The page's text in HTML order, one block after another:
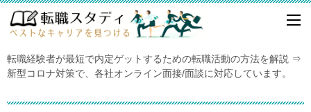
転職経験者が最短で内定ゲットするための転職活動の方法を解説 ⇒
新型コロナ対策で、各社オンライン面接/面談に対応しています。